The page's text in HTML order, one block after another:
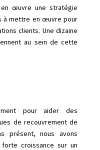
œuvre une stratégie
à mettre en œuvre pour
clients. Une dizaine
au sein de cette
pour aider des
de recouvrement de
présent, nous avons
croissance sur un